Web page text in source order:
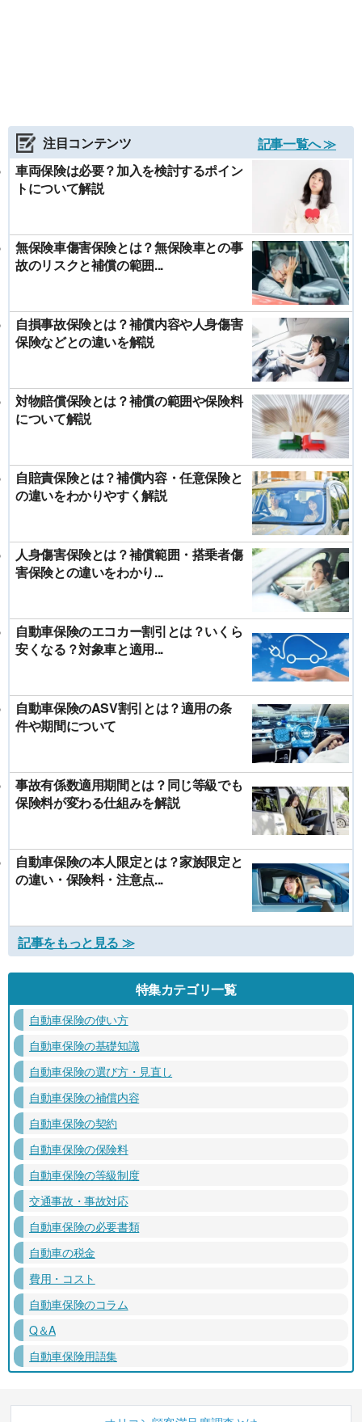
注目コンテンツ
記事一覧へ ≫
車両保険は必要？加入を検討するポイン
トについて解説
無保険車傷害保険とは？無保険車との事
故のリスクと補償の範囲...
自損事故保険とは？補償内容や人身傷害
保険などとの違いを解説
対物賠償保険とは？補償の範囲や保険料
について解説
自賠責保険とは？補償内容・任意保険と
の違いをわかりやすく解説
人身傷害保険とは？補償範囲・搭乗者傷
害保険との違いをわかり...
自動車保険のエコカー割引とは？いくら
安くなる？対象車と適用...
自動車保険のASV割引とは？適用の条
件や期間について
事故有係数適用期間とは？同じ等級でも
保険料が変わる仕組みを解説
自動車保険の本人限定とは？家族限定と
の違い・保険料・注意点...
記事をもっと見る ≫
特集カテゴリ一覧
自動車保険の使い方
自動車保険の基礎知識
自動車保険の選び方・見直し
自動車保険の補償内容
自動車保険の契約
自動車保険の保険料
自動車保険の等級制度
交通事故・事故対応
自動車保険の必要書類
自動車の税金
費用・コスト
自動車保険のコラム
Q＆A
自動車保険用語集